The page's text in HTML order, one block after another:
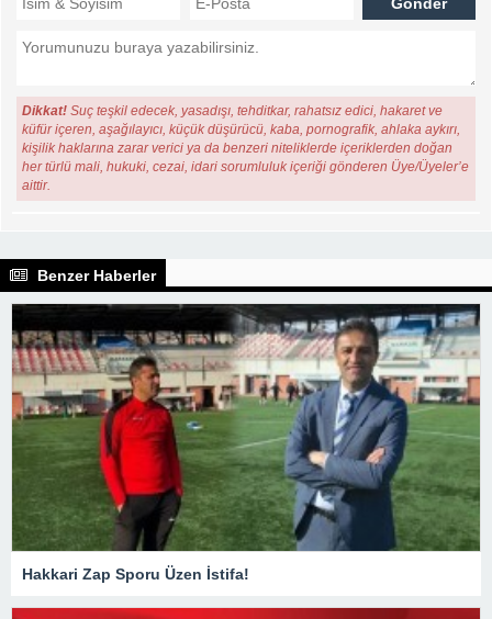
Dikkat! Suç teşkil edecek, yasadışı, tehditkar, rahatsız edici, hakaret ve
küfür içeren, aşağılayıcı, küçük düşürücü, kaba, pornografik, ahlaka aykırı,
kişilik haklarına zarar verici ya da benzeri niteliklerde içeriklerden doğan
her türlü mali, hukuki, cezai, idari sorumluluk içeriği gönderen Üye/Üyeler’e
aittir.
Benzer Haberler
Hakkari Zap Sporu Üzen İstifa!